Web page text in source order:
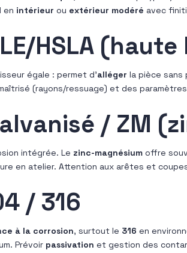
en intérieur ou extérieur modéré avec
HSLA
égale : permet d’alléger la pièce sans
(rayons/ressuage) et des
/ ZM
intégrée. Le zinc-magnésium offre
en atelier. Attention aux arêtes et
/ 316
à la corrosion, surtout le 316 en
Prévoir passivation et gestion des